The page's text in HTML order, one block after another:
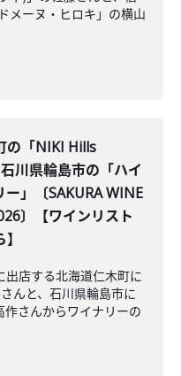
メーヌ・ヒロキ」の横山
の「NIKI Hills
川県輪島市の「ハイ
ー」〔SAKURA WINE
〕【ワインリスト
出店する北海道仁木町に
んと、石川県輪島市に
さんからワイナリーの